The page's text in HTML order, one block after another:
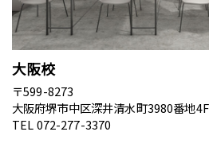
大阪校
〒599-8273
大阪府堺市中区深井清水町3980番地4F
TEL 072-277-3370